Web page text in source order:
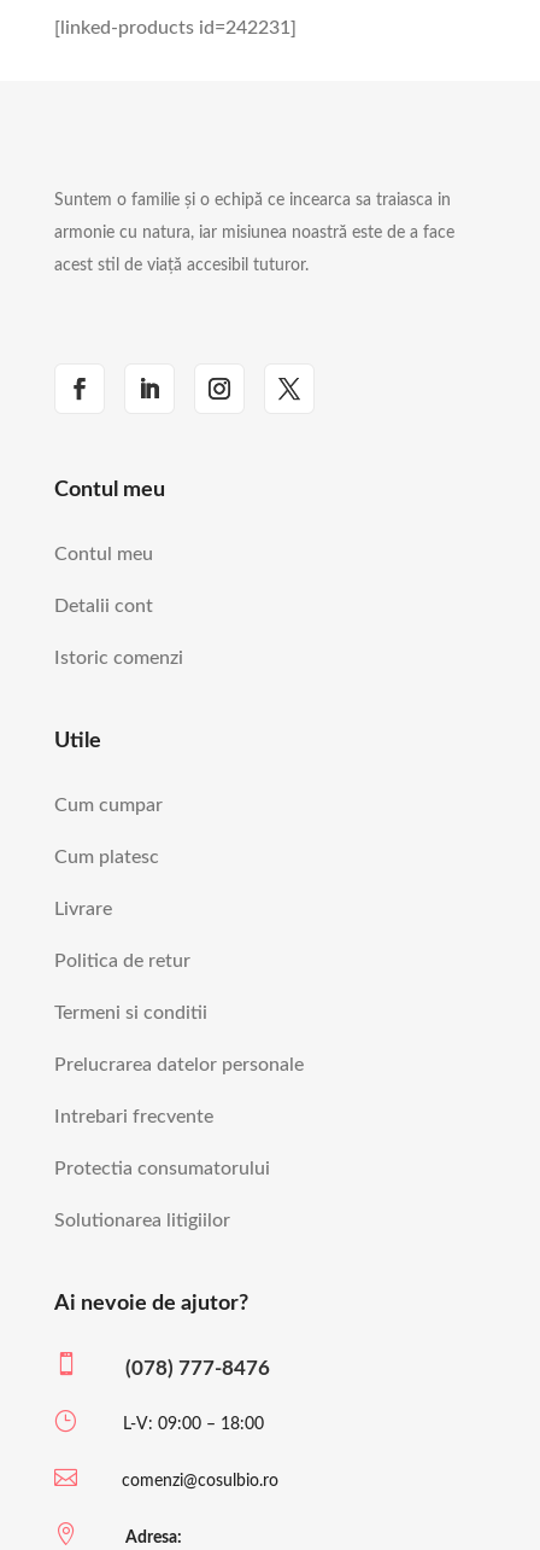
[linked-products id=242231]
Suntem o familie și o echipă ce incearca sa traiasca in
armonie cu natura, iar misiunea noastră este de a face
acest stil de viață accesibil tuturor.
Contul meu
Contul meu
Detalii cont
Istoric comenzi
Utile
Cum cumpar
Cum platesc
Livrare
Politica de retur
Termeni si conditii
Prelucrarea datelor personale
Intrebari frecvente
Protectia consumatorului
Solutionarea litigiilor
Ai nevoie de ajutor?
 (078) 777-8476
} L-V: 09:00 – 18:00
 comenzi@cosulbio.ro
 Adresa: